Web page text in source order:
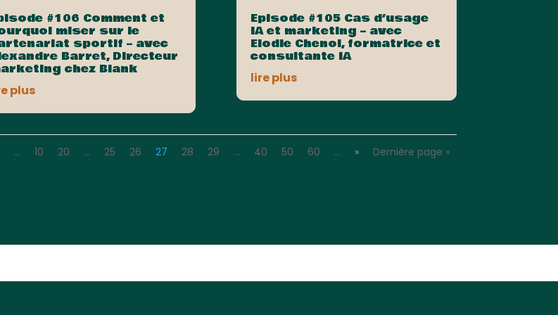
#106 Comment et
miser sur le
sportif – avec
Barret, Directeur
chez Blank
plus
Episode #105 Cas d’usage
IA et marketing – avec
Elodie Chenol, formatrice et
consultante IA
lire plus
… 10 20 … 25 26 27 28 29 … 40 50 60 … » Dernière page »